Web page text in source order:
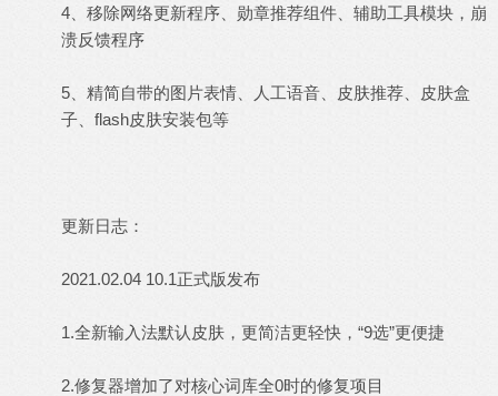
4、移除网络更新程序、勋章推荐组件、辅助工具模块，崩
溃反馈程序
5、精简自带的图片表情、人工语音、皮肤推荐、皮肤盒
子、flash皮肤安装包等
更新日志：
2021.02.04 10.1正式版发布
1.全新输入法默认皮肤，更简洁更轻快，“9选”更便捷
2.修复器增加了对核心词库全0时的修复项目